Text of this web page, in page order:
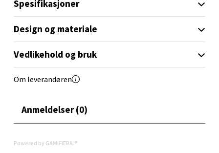
Spesifikasjoner
Design og materiale
Vedlikehold og bruk
Om leverandøren
Anmeldelser (0)
Powered by GAMIFIERA.®
Aunasenteret, Sunndalsvegen 3, 7340 Oppdal
Velg
Orkanger - Thon Senter Orkanger
Orkanger